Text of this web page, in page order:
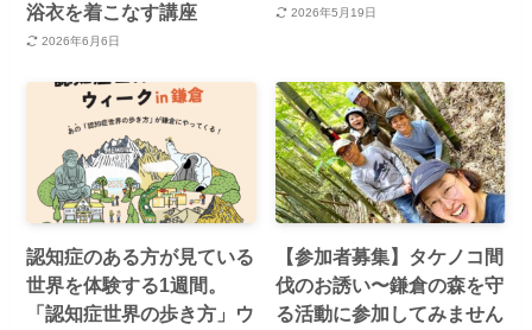
浴衣を着こなす講座
2026年6月6日
2026年5月19日
認知症のある方が見ている
世界を体験する1週間。
「認知症世界の歩き方」ウ
【参加者募集】タケノコ間
伐のお誘い〜鎌倉の森を守
る活動に参加してみません